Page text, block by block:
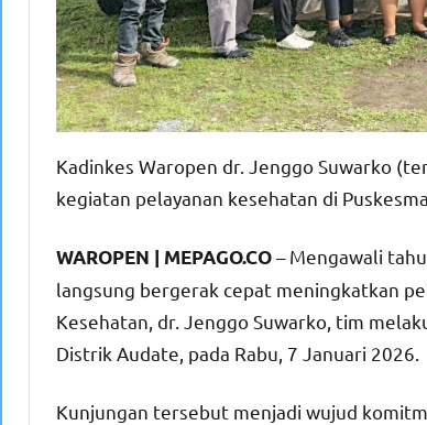
Kadinkes Waropen dr. Jenggo Suwarko
kegiatan pelayanan kesehatan di
WAROPEN | MEPAGO.CO– Mengawali
langsung bergerak cepat meningkatkan
Kesehatan, dr. Jenggo Suwarko, tim
Distrik Audate, pada Rabu, 7 Januari 2026.
Kunjungan tersebut menjadi wujud